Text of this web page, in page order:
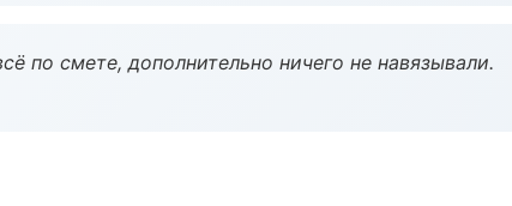
по смете, дополнительно ничего не навязывали.